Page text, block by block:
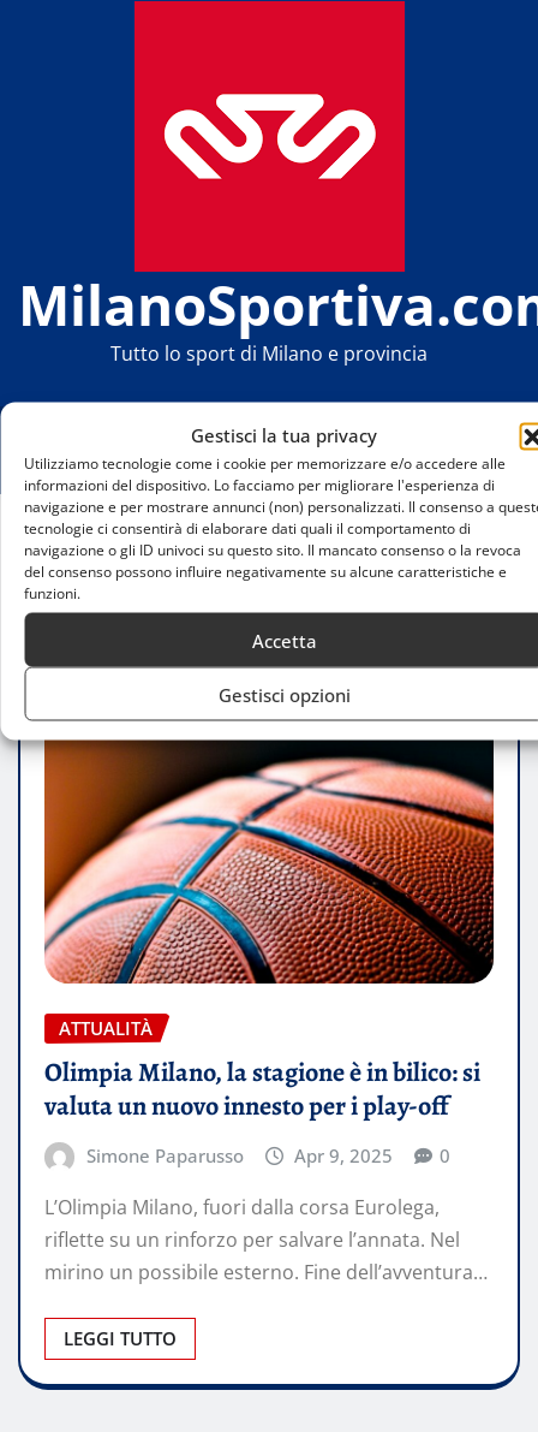
Gestisci la tua privacy
Utilizziamo tecnologie come i cookie per memorizzare e/o accedere alle
informazioni del dispositivo. Lo facciamo per migliorare l'esperienza di
navigazione e per mostrare annunci (non) personalizzati. Il consenso a
tecnologie ci consentirà di elaborare dati quali il comportamento di
navigazione o gli ID univoci su questo sito. Il mancato consenso o la revoca
del consenso possono influire negativamente su alcune caratteristiche e
funzioni.
Accetta
Gestisci opzioni
Tutto lo sport di Milano e provincia
Home
Olimpia Milano, la stagione è in bilico: si valuta un
nuovo innesto per i play-off
ATTUALITÀ
Olimpia Milano, la stagione è in bilico: si
valuta un nuovo innesto per i play-off
Simone Paparusso Apr 9, 2025 0
L’Olimpia Milano, fuori dalla corsa Eurolega,
riflette su un rinforzo per salvare l’annata. Nel
mirino un possibile esterno. Fine dell’avventura…
LEGGI TUTTO